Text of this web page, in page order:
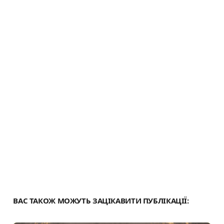
ВАС ТАКОЖ МОЖУТЬ ЗАЦІКАВИТИ ПУБЛІКАЦІЇ: